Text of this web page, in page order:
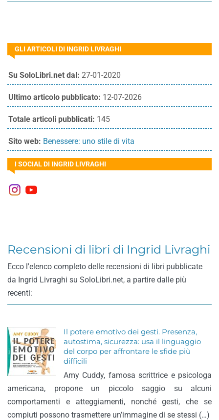
GLI ARTICOLI DI INGRID LIVRAGHI
Su SoloLibri.net dal: 27-01-2020
Ultimo articolo pubblicato: 12-07-2026
Totale articoli pubblicati: 145
Sito web: Benessere: uno stile di vita
I SOCIAL DI INGRID LIVRAGHI
Recensioni di libri di Ingrid Livraghi
Ecco l'elenco completo delle recensioni di libri pubblicate
da Ingrid Livraghi su SoloLibri.net, a partire dalle più
recenti:
Il potere emotivo dei gesti. Presenza,
autostima, sicurezza: usa il linguaggio
del corpo per affrontare le sfide più
difficili
Amy Cuddy, famosa scrittrice e psicologa
americana, propone un piccolo saggio su alcuni
comportamenti e atteggiamenti, nonché gesti, che se
compiuti possono trasmettere un’immagine di se stessi (…)